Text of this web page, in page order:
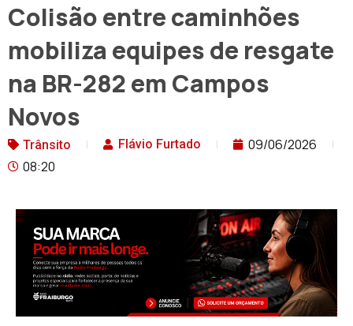
Colisão entre caminhões
mobiliza equipes de resgate
na BR-282 em Campos
Novos
Trânsito Flávio Furtado
09/06/2026
08:20